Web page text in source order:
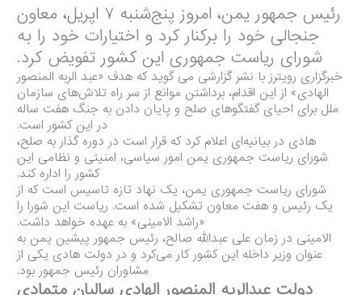
رئیس جمهور یمن، امروز پنج‌شنبه ۷ اپریل، معاون
جنجالی خود را برکنار کرد و اختیارات خود را به
شورای ریاست جمهوری این کشور تفویض کرد.
خبرگزاری رویترز با نشر گزارشی می گوید که هدف «عبد الربه المنصور
الهادی» از این اقدام، برداشتن موانع از سر راه تلاش‌های سازمان
ملل برای احیای گفتگوهای صلح و پایان دادن به جنگ هفت ساله
در این کشور است.
هادی در بیانیه‌ای اعلام کرد که قرار است در دوره گذار به صلح،
شورای ریاست جمهوری یمن امور سیاسی، امنیتی و نظامی این
کشور را اداره کند.
شورای ریاست جمهوری یمن، یک نهاد تازه تاسیس است که از
یک رئیس و هفت معاون تشکیل شده است. ریاست این شورا را
«راشد الامینی» به عهده خواهد داشت.
الامینی در زمان علی عبدالله صالح، رئیس‌ جمهور پیشین یمن به
عنوان وزیر داخله این کشور کار می‌کرد و در دولت هادی یکی از
مشاوران رئیس جمهور بود.
دولت عبدالربه المنصور الهادی سالیان متمادی